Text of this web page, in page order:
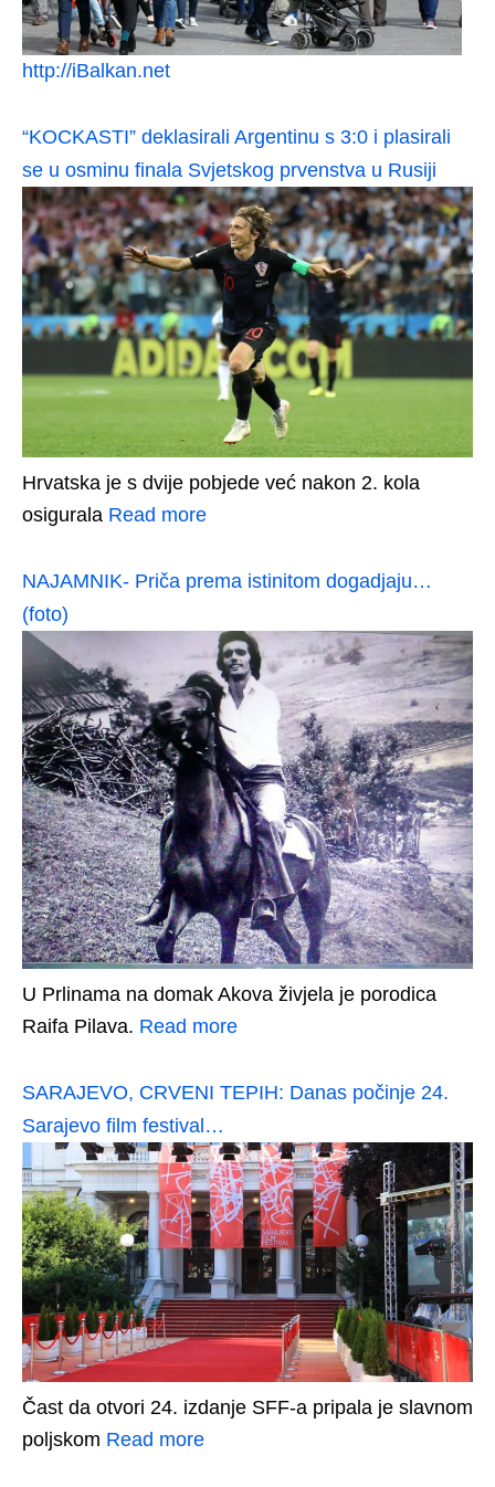
http://iBalkan.net
“KOCKASTI” deklasirali Argentinu s 3:0 i plasirali
se u osminu finala Svjetskog prvenstva u Rusiji
Hrvatska je s dvije pobjede već nakon 2. kola
osigurala Read more
NAJAMNIK- Priča prema istinitom dogadjaju…
(foto)
U Prlinama na domak Akova živjela je porodica
Raifa Pilava. Read more
SARAJEVO, CRVENI TEPIH: Danas počinje 24.
Sarajevo film festival…
Čast da otvori 24. izdanje SFF-a pripala je slavnom
poljskom Read more